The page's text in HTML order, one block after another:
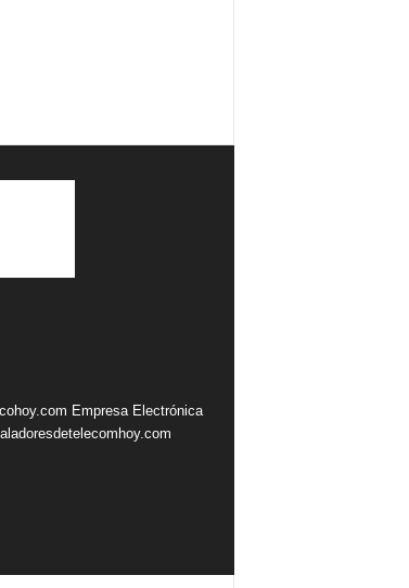
Empresa Electrónica